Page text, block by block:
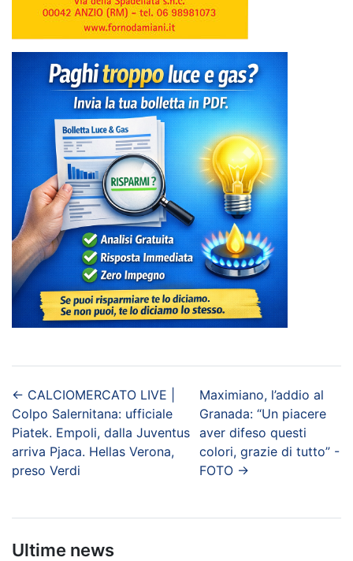
← CALCIOMERCATO LIVE |
Colpo Salernitana: ufficiale
Piatek. Empoli, dalla Juventus
arriva Pjaca. Hellas Verona,
preso Verdi
Maximiano, l’addio al
Granada: “Un piacere
aver difeso questi
colori, grazie di tutto” -
FOTO →
Ultime news